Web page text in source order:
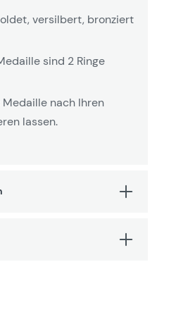
versilbert, bronziert
sind 2 Ringe
Medaille nach Ihren
lassen.